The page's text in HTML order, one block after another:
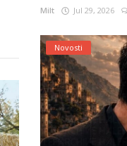
Milt Jul 29, 2026
Novosti